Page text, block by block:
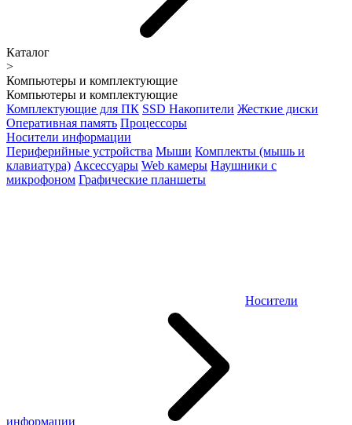
Каталог
>
Компьютеры и комплектующие
Компьютеры и комплектующие
Комплектующие для ПК SSD Накопители Жесткие диски
Оперативная память Процессоры
Носители информации
Периферийные устройства Мыши Комплекты (мышь и
клавиатура) Аксессуары Web камеры Наушники с
микрофоном Графические планшеты
Носители
информации